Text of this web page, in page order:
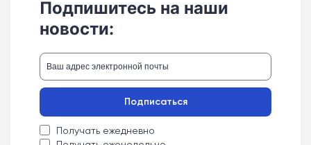
Подпишитесь на наши
новости:
Получать ежедневно
Подписаться